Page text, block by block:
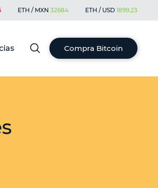
ETH / MXN 32684 ETH / USD 1899.23
Compra Bitcoin